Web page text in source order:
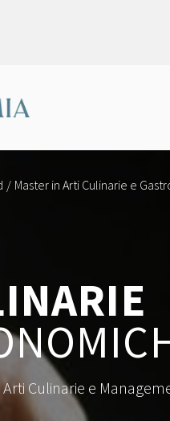
Master in Arti Culinarie e
Culinarie e